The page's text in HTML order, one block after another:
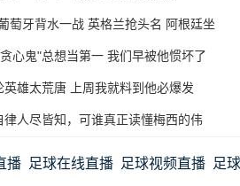
萄牙背水一战 英格兰抢头名 阿根廷坐
心鬼"总想当第一 我们早被他惯坏了
雄太荒唐 上周我就料到他必爆发
人尽皆知，可谁真正读懂梅西的伟
播 足球在线直播 足球视频直播 足